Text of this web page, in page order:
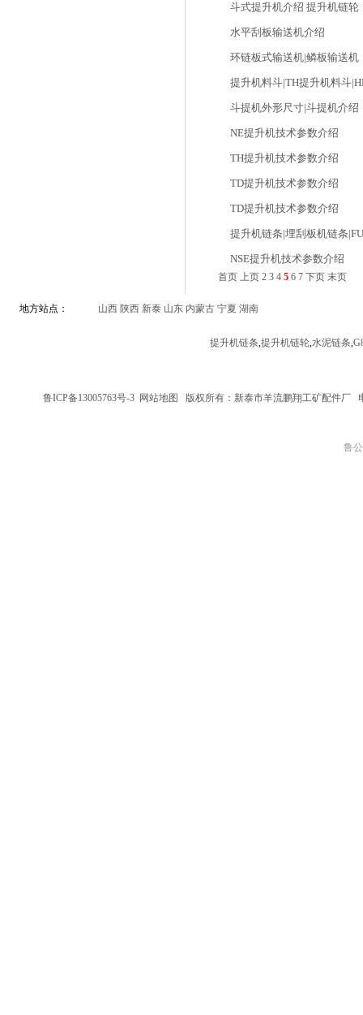
斗式提升机介绍 提升机链轮
水平刮板输送机介绍
环链板式输送机|鳞板输送机
提升机料斗|TH提升机料斗
斗提机外形尺寸|斗提机介绍
NE提升机技术参数介绍
TH提升机技术参数介绍
TD提升机技术参数介绍
TD提升机技术参数介绍
提升机链条|埋刮板机链条
NSE提升机技术参数介绍
首页 上页 2 3 4 5 6 7 下页 末页
地方站点： 山西 陕西 新泰 山东 内蒙古 宁夏 湖南
提升机链条,提升机链轮,水泥链条,
鲁ICP备13005763号-3 网站地图 版权所有：新泰市羊流鹏翔工矿配件厂
鲁